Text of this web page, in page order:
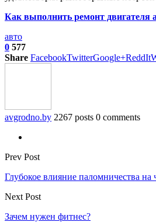
Как выполнить ремонт двигателя
авто
0 577
Share FacebookTwitterGoogle+ReddIt
avgrodno.by 2267 posts 0 comments
Prev Post
Глубокое влияние паломничества
Next Post
Зачем нужен фитнес?